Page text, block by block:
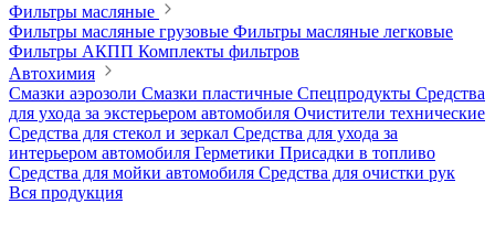
Фильтры масляные
Фильтры масляные грузовые Фильтры масляные легковые
Фильтры АКПП Комплекты фильтров
Автохимия
Смазки аэрозоли Смазки пластичные Спецпродукты Средства
для ухода за экстерьером автомобиля Очистители технические
Средства для стекол и зеркал Средства для ухода за
интерьером автомобиля Герметики Присадки в топливо
Средства для мойки автомобиля Средства для очистки рук
Вся продукция